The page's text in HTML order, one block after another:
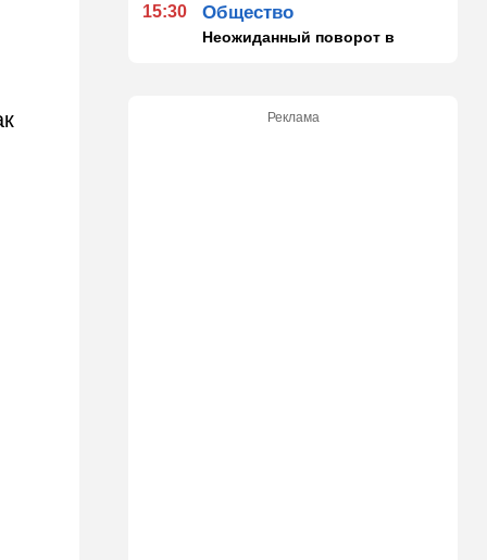
15:30 Общество
Неожиданный поворот в
Реклама